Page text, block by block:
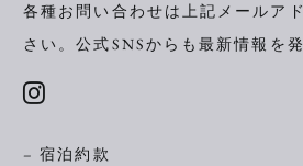
各種お問い合わせは上記メールア
さい。公式SNSからも最新情報を
– 宿泊約款